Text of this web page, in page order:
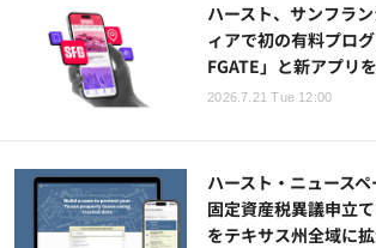
ハースト、サンフラ
ィアで初の有料プロ
FGATE」と新アプリ
2026.7.21 Tue 12:00
ハースト・ニュース
固定資産税異議申立
をテキサス州全域に